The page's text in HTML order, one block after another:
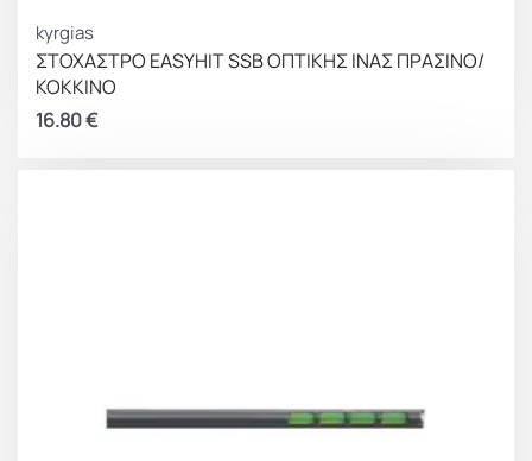
kyrgias
ΣΤΟΧΑΣΤΡΟ EASYHIT SSB ΟΠΤΙΚΗΣ ΙΝΑΣ ΠΡΑΣΙΝΟ/
ΚΟΚΚΙΝΟ
16.80€